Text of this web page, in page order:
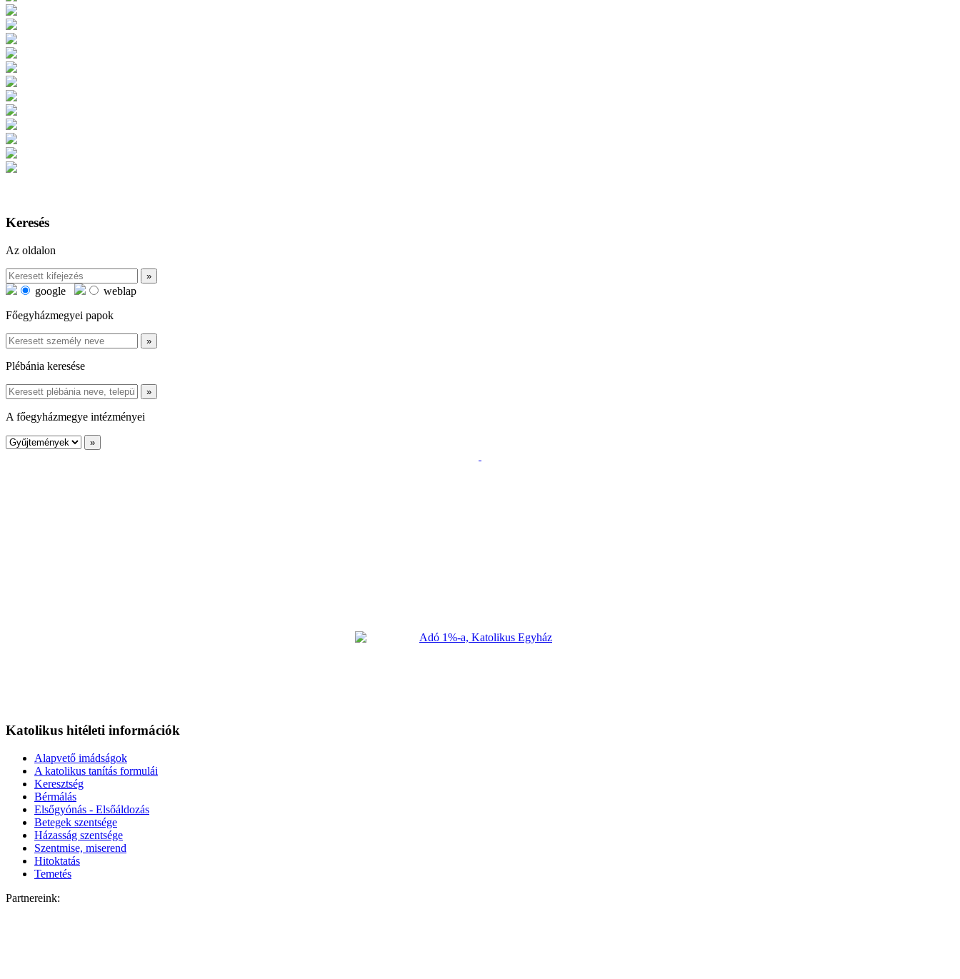
Keresés
Az oldalon
google
weblap
Főegyházmegyei papok
Plébánia keresése
A főegyházmegye intézményei
Katolikus hitéleti információk
Alapvető imádságok
A katolikus tanítás formulái
Keresztség
Bérmálás
Elsőgyónás - Elsőáldozás
Betegek szentsége
Házasság szentsége
Szentmise, miserend
Hitoktatás
Temetés
Partnereink: